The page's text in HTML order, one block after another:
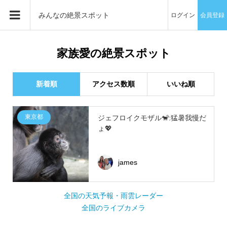
みんなの絶景スポット ログイン 会員登録
家族愛の絶景スポット
新着順 アクセス数順 いいね順
東京都
ジェフロイクモザル🐒:猛暑我慢だ
ょ💖
james
全国の天気予報・雨雲レーダー
全国のライブカメラ